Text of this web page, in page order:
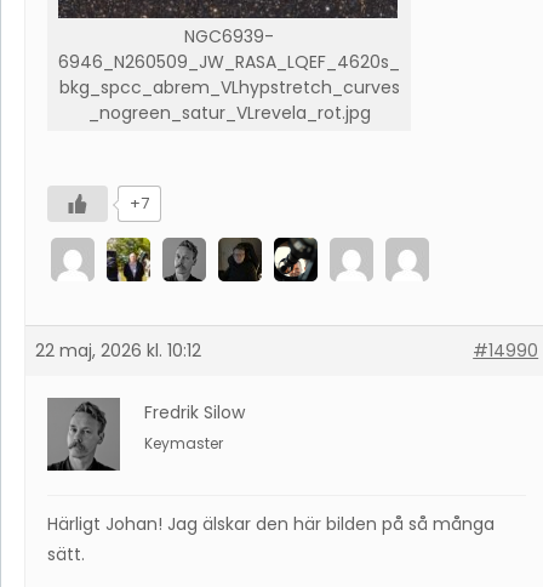
NGC6939-
6946_N260509_JW_RASA_LQEF_4620s_
bkg_spcc_abrem_VLhypstretch_curves
_nogreen_satur_VLrevela_rot.jpg
+7
22 maj, 2026 kl. 10:12 #14990
Fredrik Silow
Keymaster
Härligt Johan! Jag älskar den här bilden på så många
sätt.